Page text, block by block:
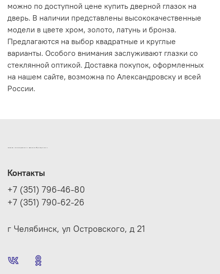
можно по доступной цене купить дверной глазок на
дверь. В наличии представлены высококачественные
модели в цвете хром, золото, латунь и бронза.
Предлагаются на выбор квадратные и круглые
варианты. Особого внимания заслуживают глазки со
стеклянной оптикой. Доставка покупок, оформленных
на нашем сайте, возможна по Александровску и всей
России.
ИНТЕРНЕТ-МАГАЗИН ДВЕРНОЙ И МЕБЕЛЬНОЙ ФУРНИТУРЫ САМ
Контакты
+7 (351) 796-46-80
+7 (351) 790-62-26
г Челябинск, ул Островского, д 21